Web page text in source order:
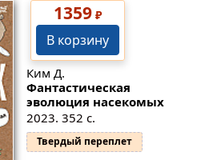
1359₽
В корзину
Ким Д.
Фантастическая
эволюция насекомых
2023. 352 с.
Твердый переплет